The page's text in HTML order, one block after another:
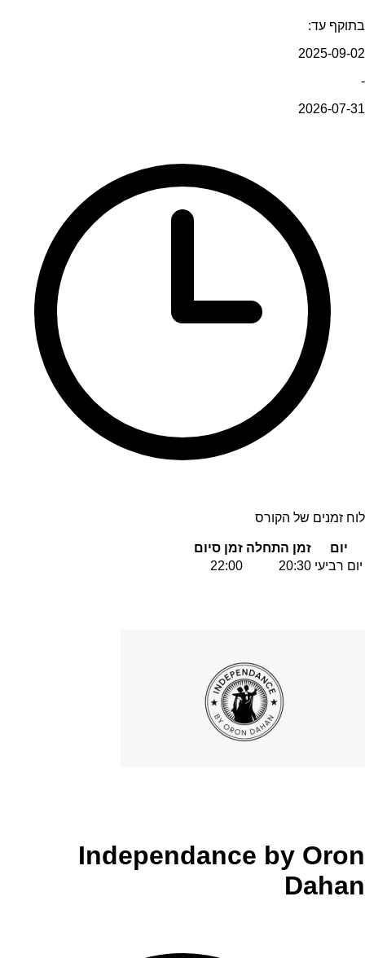
בתוקף עד:
2025-09-02
-
2026-07-31
לוח זמנים של הקורס
יום זמן התחלה זמן סיום
יום רביעי 20:30
22:00
Independance by Oron
Dahan